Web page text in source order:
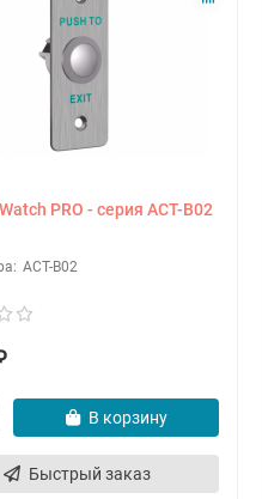
PRO - серия ACT-B02
ACT-B02
В корзину
Быстрый заказ